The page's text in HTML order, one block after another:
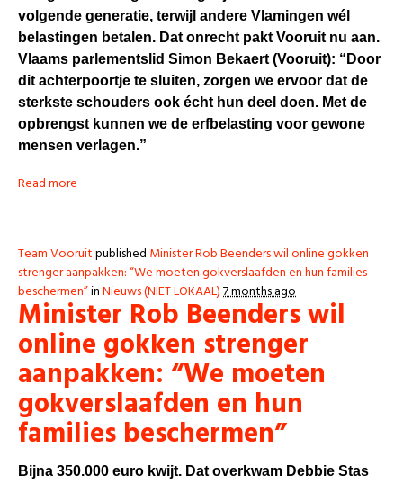
volgende generatie, terwijl andere Vlamingen wél
belastingen betalen. Dat onrecht pakt Vooruit nu aan.
Vlaams parlementslid Simon Bekaert (Vooruit): “Door
dit achterpoortje te sluiten, zorgen we ervoor dat de
sterkste schouders ook écht hun deel doen. Met de
opbrengst kunnen we de erfbelasting voor gewone
mensen verlagen.”
Read more
Team Vooruitpublished Minister Rob Beenders wil online gokken
strenger aanpakken: “We moeten gokverslaafden en hun families
beschermen”inNieuws (NIET LOKAAL)7 months ago
Minister Rob Beenders wil
online gokken strenger
aanpakken: “We moeten
gokverslaafden en hun
families beschermen”
Bijna 350.000 euro kwijt. Dat overkwam Debbie Stas